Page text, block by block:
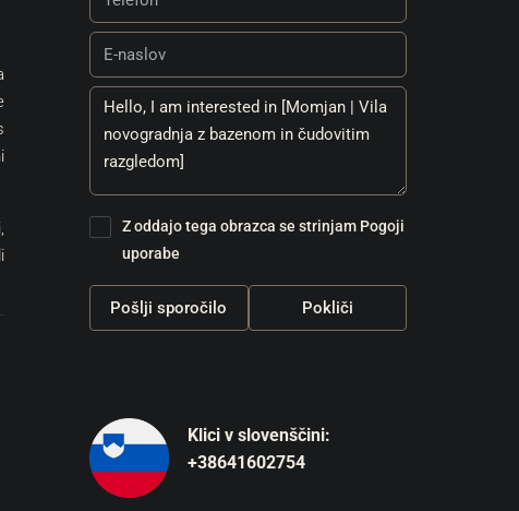
Z oddajo tega obrazca se strinjam Pogoji
uporabe
Pošlji sporočilo Pokliči
Klici v slovenščini:
+38641602754